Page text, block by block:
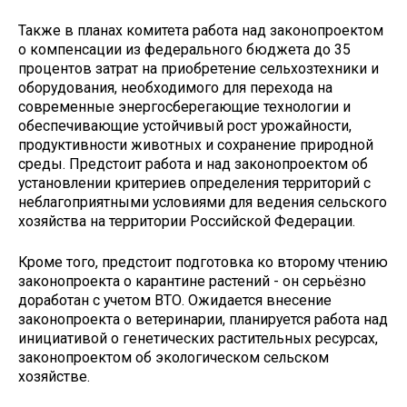
Также в планах комитета работа над законопроектом
о компенсации из федерального бюджета до 35
процентов затрат на приобретение сельхозтехники и
оборудования, необходимого для перехода на
современные энергосберегающие технологии и
обеспечивающие устойчивый рост урожайности,
продуктивности животных и сохранение природной
среды. Предстоит работа и над законопроектом об
установлении критериев определения территорий с
неблагоприятными условиями для ведения сельского
хозяйства на территории Российской Федерации.
Кроме того, предстоит подготовка ко второму чтению
законопроекта о карантине растений - он серьёзно
доработан с учетом ВТО. Ожидается внесение
законопроекта о ветеринарии, планируется работа над
инициативой о генетических растительных ресурсах,
законопроектом об экологическом сельском
хозяйстве.